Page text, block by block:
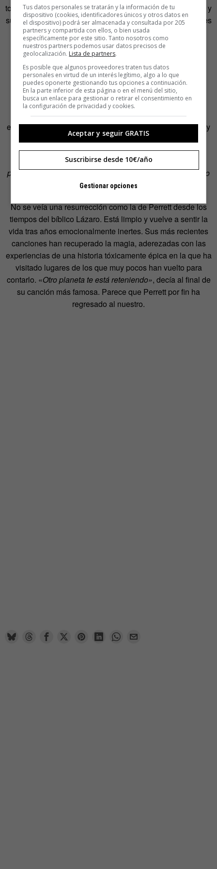
todos los Only Ones estaban en la heroína, aunque Perrett y
su compañera, fieles a su espíritu hedonista, fueron quienes
más profundo descendieron al abismo. Ese año la
discográfica los echa y la banda se disuelve.
Y cuando el narcotráfico se convierte en un riesgo
insostenible, se dedican a vender los muebles y otros
bienes adquiridos en tiempos de bonanza para poder
mantener el consumo. La guitarra de Perrett queda
abandonada mientras su dueño se pasa dos décadas
encerrado en casa, sujetando papel de plata ennegrecido y
contemplando la pared.
El viaje espacial está en mi sangre y no hay nada que
pueda hacer al respecto. Los viajes largos me agotan, pero
sé que no puedo vivir sin esto
No se veía una resurrección como la de Perrett desde los
tiempos del bíblico Lázaro. Está limpio y vuelve a sentir la
vida tras años emocionalmente inertes. Sus más recientes
canciones han recuperado la magia, aderezadas con las
experiencias de una historia tóxicamente épica en la que ha
visitado lugares de los que muy pocos han vuelto para
contarlo. «Otro planeta te está reteniendo», decía al final de
su canción más famosa. Parece que Perrett por fin ha
regresado al nuestro.
Tus datos personales se tratarán y la información de tu
dispositivo (cookies, identificadores únicos y otros datos en
el dispositivo) podrá ser almacenada y consultada por 205
partners y compartida con ellos, o bien usada
específicamente por este sitio. Tanto nosotros como
nuestros partners podemos usar datos precisos de
geolocalización. Lista de partners.
Es posible que algunos proveedores traten tus datos
personales en virtud de un interés legítimo, algo a lo que
puedes oponerte gestionando tus opciones a continuación.
En la parte inferior de esta página o en el menú del sitio,
busca un enlace para gestionar o retirar el consentimiento en
la configuración de privacidad y cookies.
Aceptar y seguir GRATIS
Suscribirse desde 10€/año
Gestionar opciones